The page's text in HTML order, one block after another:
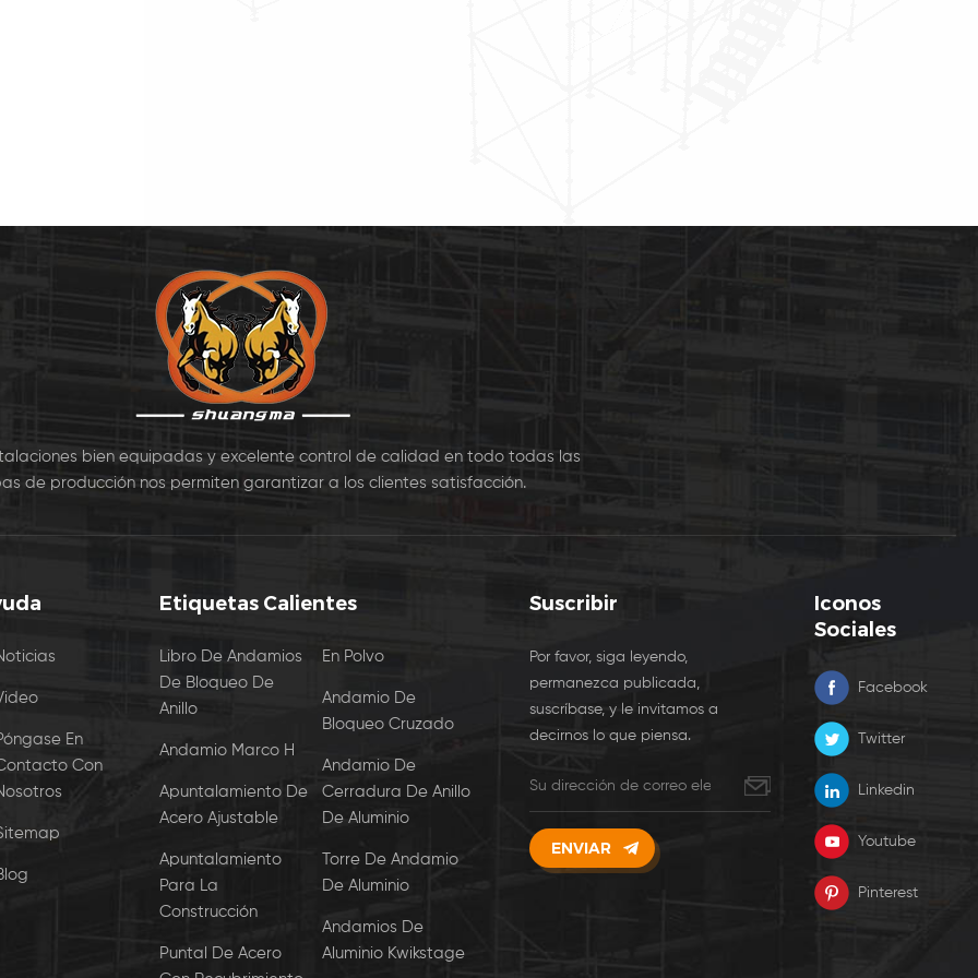
bien equipadas y excelente control de calidad en todo todas las
de producción nos permiten garantizar a los clientes satisfacción.
En
Con
Etiquetas Calientes
Libro De Andamios
De Bloqueo De
Anillo
Andamio Marco H
Apuntalamiento De
Acero Ajustable
Apuntalamiento
Para La
Construcción
Puntal De Acero
En Polvo
Andamio De
Bloqueo Cruzado
Andamio De
Cerradura De Anillo
De Aluminio
Torre De Andamio
De Aluminio
Andamios De
Aluminio Kwikstage
Suscribir
Por favor, siga leyendo,
permanezca publicada,
suscríbase, y le invitamos a
decirnos lo que piensa.
Iconos
Sociales
Facebook
Twitter
Linkedin
Youtube
Pinterest